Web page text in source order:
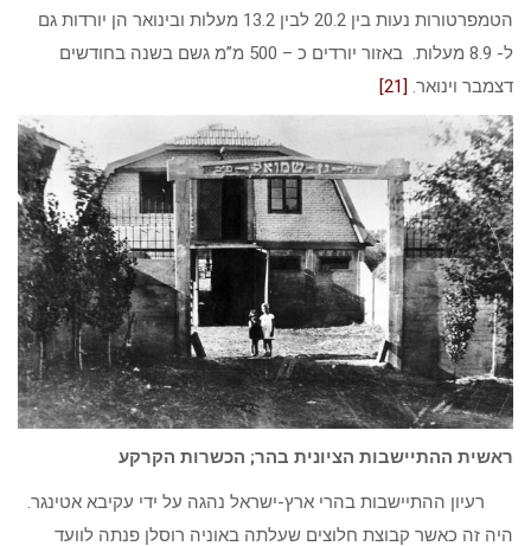
הטמפרטורות נעות בין 20.2 לבין 13.2 מעלות ובינואר הן יורדות גם
ל- 8.9 מעלות. באזור יורדים כ – 500 מ”מ גשם בשנה בחודשים
דצמבר וינואר. [21]
ראשית ההתיישבות הציונית בהר; הכשרות הקרקע
רעיון ההתיישבות בהרי ארץ-ישראל נהגה על ידי עקיבא אטינגר.
היה זה כאשר קבוצת חלוצים שעלתה באוניה רוסלן פנתה לוועד